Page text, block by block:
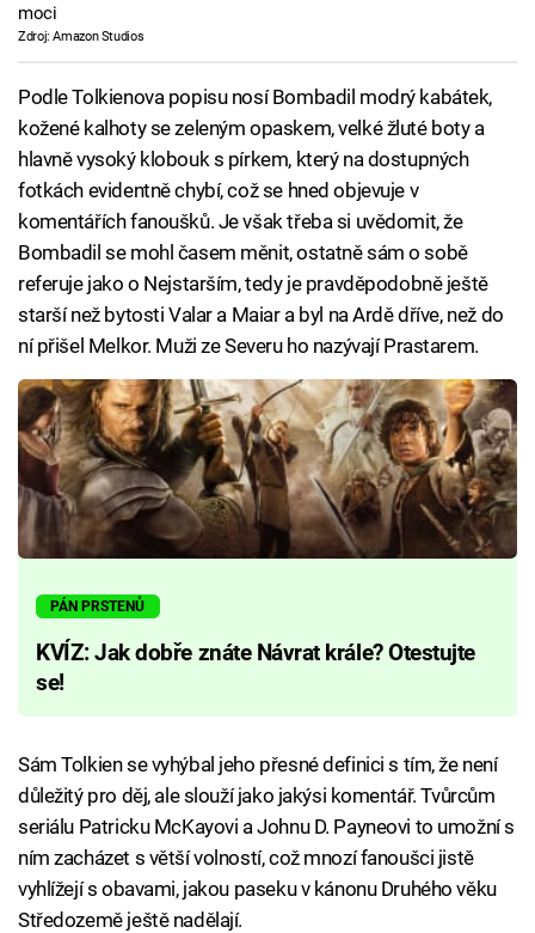
moci
Zdroj: Amazon Studios
Podle Tolkienova popisu nosí Bombadil modrý kabátek,
kožené kalhoty se zeleným opaskem, velké žluté boty a
hlavně vysoký klobouk s pírkem, který na dostupných
fotkách evidentně chybí, což se hned objevuje v
komentářích fanoušků. Je však třeba si uvědomit, že
Bombadil se mohl časem měnit, ostatně sám o sobě
referuje jako o Nejstarším, tedy je pravděpodobně ještě
starší než bytosti Valar a Maiar a byl na Ardě dříve, než do
ní přišel Melkor. Muži ze Severu ho nazývají Prastarem.
PÁN PRSTENŮ
KVÍZ: Jak dobře znáte Návrat krále? Otestujte
se!
Sám Tolkien se vyhýbal jeho přesné definici s tím, že není
důležitý pro děj, ale slouží jako jakýsi komentář. Tvůrcům
seriálu Patricku McKayovi a Johnu D. Payneovi to umožní s
ním zacházet s větší volností, což mnozí fanoušci jistě
vyhlížejí s obavami, jakou paseku v kánonu Druhého věku
Středozemě ještě nadělají.